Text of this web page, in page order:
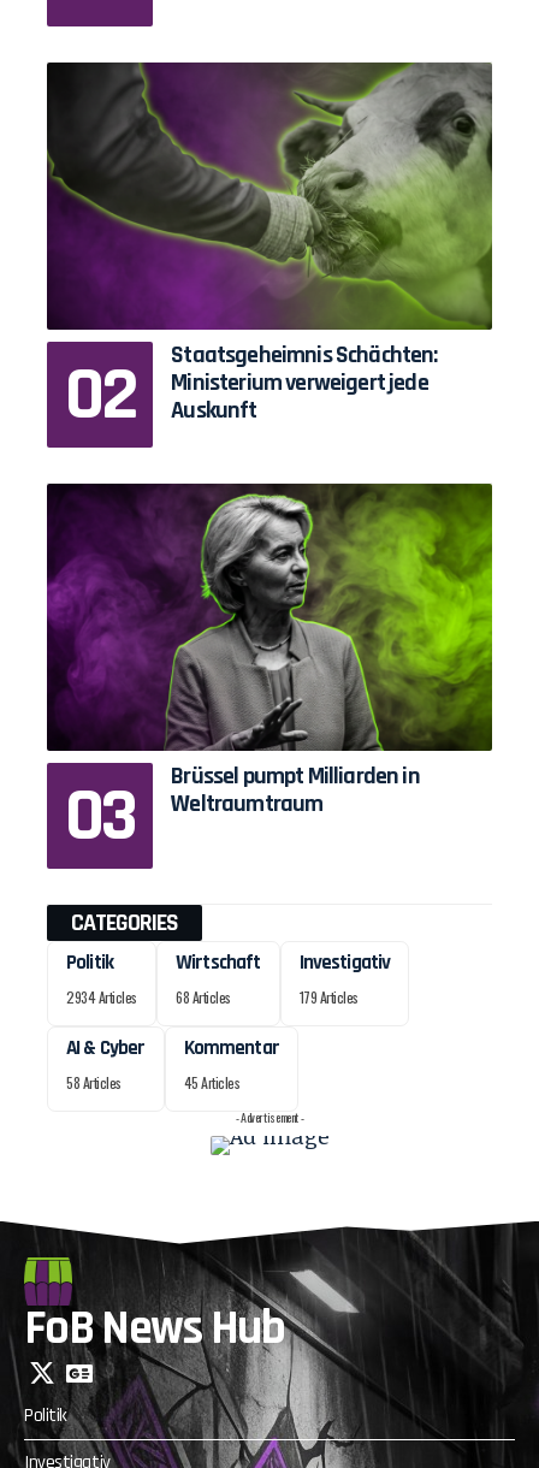
Staatsgeheimnis Schächten:
Ministerium verweigert jede
Auskunft
Brüssel pumpt Milliarden in
Weltraumtraum
CATEGORIES
Politik
2934 Articles
Wirtschaft
68 Articles
Investigativ
179 Articles
AI & Cyber
58 Articles
Kommentar
45 Articles
- Advertisement -
FoB News Hub
Politik